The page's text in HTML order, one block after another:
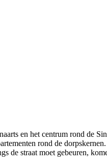
en het centrum rond de
rond de
de straat moet gebeuren,